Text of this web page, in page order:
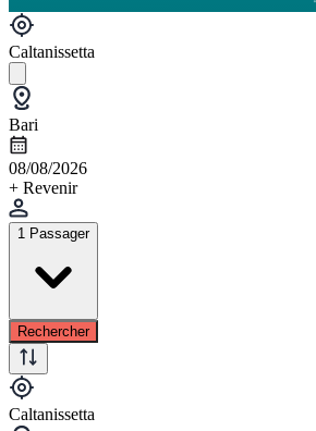
Caltanissetta
Bari
08/08/2026
+ Revenir
1 Passager
Rechercher
Caltanissetta